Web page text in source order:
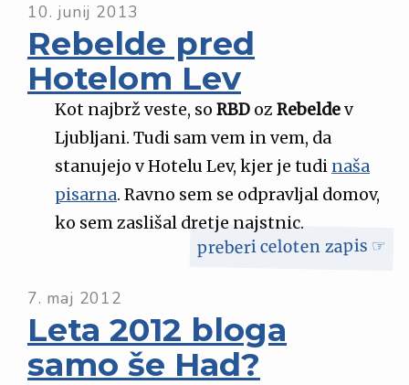
10. junij 2013
Rebelde pred
Hotelom Lev
Kot najbrž veste, so RBD oz Rebeldev
Ljubljani. Tudi sam vem in vem, da
stanujejo v Hotelu Lev, kjer je tudi naša
pisarna. Ravno sem se odpravljal domov,
ko sem zaslišal dretje najstnic.
preberi celoten zapis ☞
7. maj 2012
Leta 2012 bloga
samo še Had?